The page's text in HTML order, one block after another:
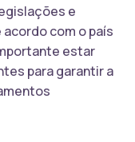
e
com o país
estar
para garantir a